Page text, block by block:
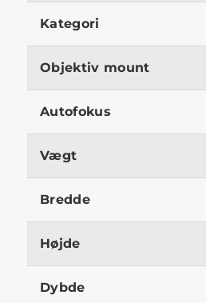
Kategori
Objektiv mount
Autofokus
Vægt
Bredde
Højde
Dybde